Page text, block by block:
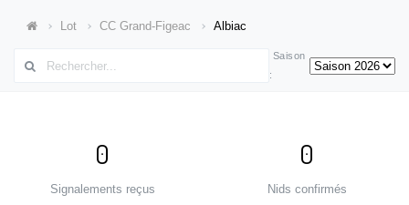
Lot CC Grand-Figeac Albiac
Saison
:
0
Signalements reçus
0
Nids confirmés